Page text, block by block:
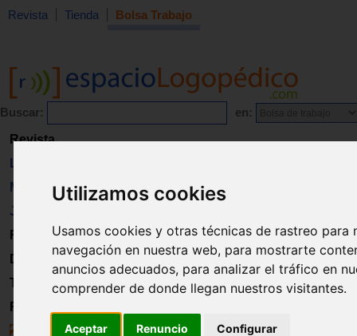
Utilizamos cookies
Usamos cookies y otras técnicas de rastreo para
navegación en nuestra web, para mostrarte
anuncios adecuados, para analizar el tráfico en
comprender de donde llegan nuestros visitantes.
Aceptar Renuncio Configurar
Revista Tienda Bolsa Trabajo
Buscar: en:
Revista
Libros
Material
Juguetes
Formación
Directorio
Trabajo
Registro